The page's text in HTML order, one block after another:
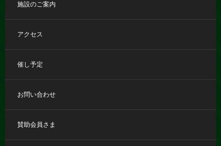
施設のご案内
アクセス
催し予定
お問い合わせ
賛助会員さま